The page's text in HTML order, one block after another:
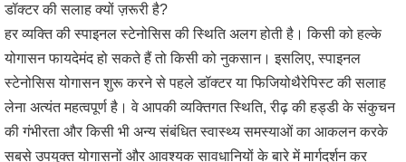
डॉक्टर की सलाह क्यों ज़रूरी है?
हर व्यक्ति की स्पाइनल स्टेनोसिस की स्थिति अलग होती है। किसी को हल्के
योगासन फायदेमंद हो सकते हैं तो किसी को नुकसान। इसलिए, स्पाइनल
स्टेनोसिस योगासन शुरू करने से पहले डॉक्टर या फिजियोथैरेपिस्ट की सलाह
लेना अत्यंत महत्वपूर्ण है। वे आपकी व्यक्तिगत स्थिति, रीढ़ की हड्डी के संकुचन
की गंभीरता और किसी भी अन्य संबंधित स्वास्थ्य समस्याओं का आकलन करके
सबसे उपयुक्त योगासनों और आवश्यक सावधानियों के बारे में मार्गदर्शन कर